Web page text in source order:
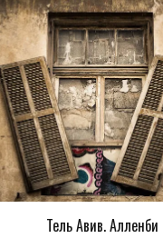
Тель Авив. Алленби